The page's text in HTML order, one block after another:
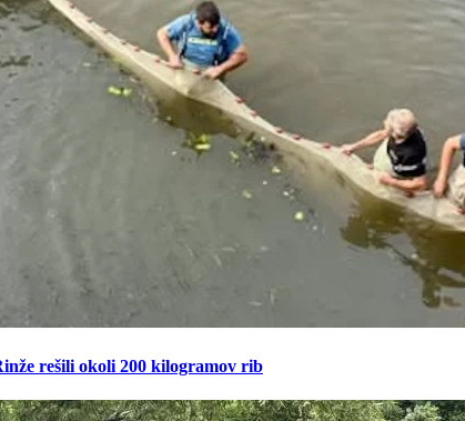
rešili okoli 200 kilogramov rib